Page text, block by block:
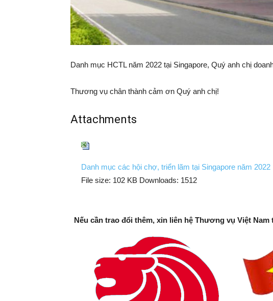
Danh mục HCTL năm 2022 tại Singapore, Quý anh chị
Thương vụ chân thành cảm ơn Quý anh chị!
Attachments
Danh mục các hội chợ, triển lãm tại Singapore năm 2022
File size: 102 KB Downloads: 1512
Nếu cần trao đổi thêm, xin liên hệ Thương vụ Việt